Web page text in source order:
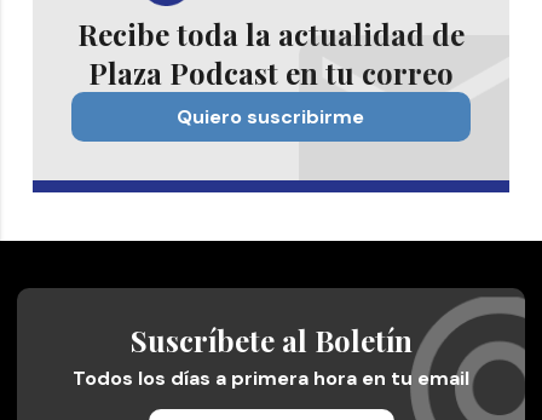
Recibe toda la actualidad de
Plaza Podcast en tu correo
Quiero suscribirme
Suscríbete al Boletín
Todos los días a primera hora en tu email